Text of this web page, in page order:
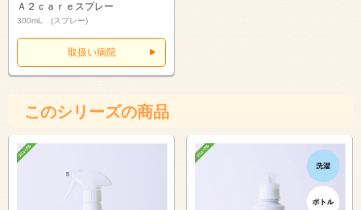
Ａ２ｃａｒｅスプレー
300mL (スプレー)
取扱い病院
このシリーズの商品